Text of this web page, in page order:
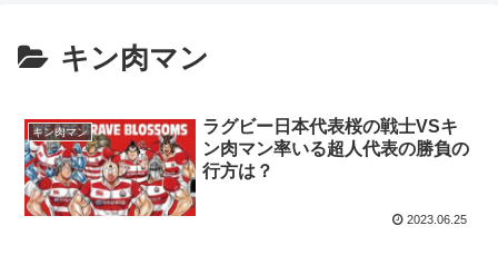
キン肉マン
キン肉マン
ラグビー日本代表桜の戦士VSキ
ン肉マン率いる超人代表の勝負の
行方は？
2023.06.25